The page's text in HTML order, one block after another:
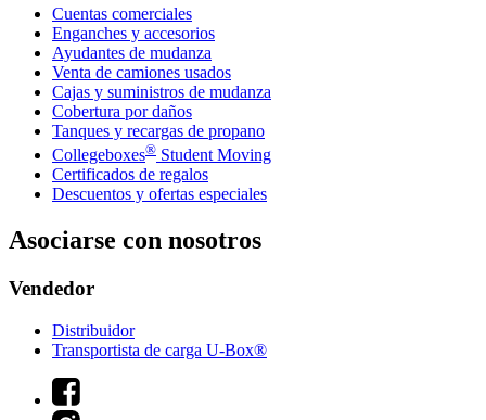
Cuentas comerciales
Enganches y accesorios
Ayudantes de mudanza
Venta de camiones usados
Cajas y suministros de mudanza
Cobertura por daños
Tanques y recargas de propano
Collegeboxes® Student Moving
Certificados de regalos
Descuentos y ofertas especiales
Asociarse con nosotros
Vendedor
Distribuidor
Transportista de carga U-Box®